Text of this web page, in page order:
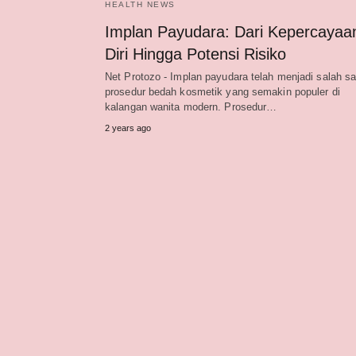
HEALTH NEWS
Implan Payudara: Dari
Diri Hingga Potensi Risiko
Net Protozo - Implan payudara telah menjadi salah
prosedur bedah kosmetik yang semakin populer di
kalangan wanita modern. Prosedur…
2 years ago